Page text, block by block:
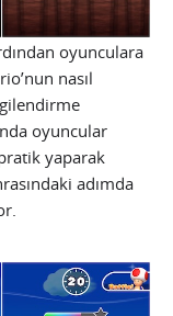
oyunculara
nasıl
oyuncular
yaparak
adımda